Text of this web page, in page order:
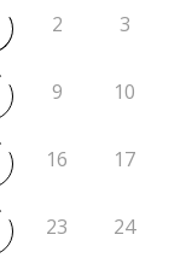
2 3
9 10
16 17
23 24